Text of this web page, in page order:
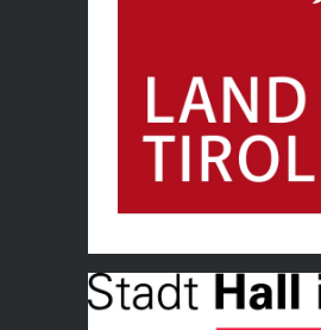
Land Tirol